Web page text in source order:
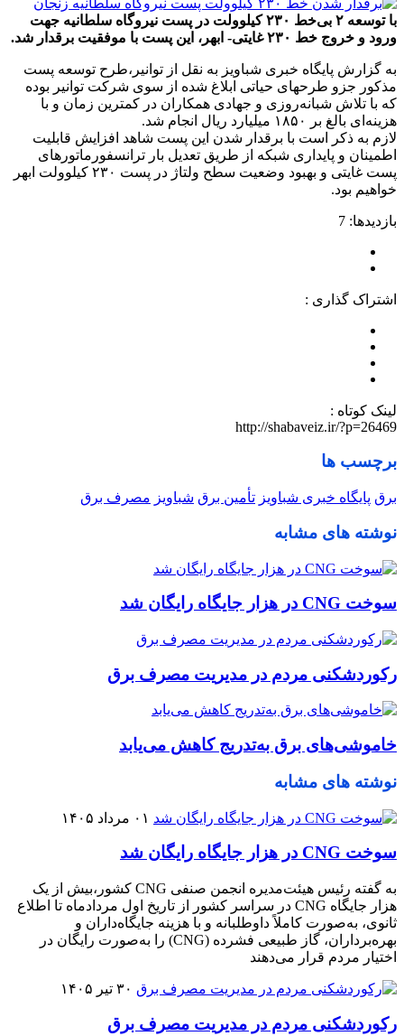
با توسعه ۲ بی‌خط ۲۳۰ کیلوولت در پست نیروگاه سلطانیه جهت
ورود و خروج خط ۲۳۰ غایتی- ابهر، این پست با موفقیت برقدار شد.
به گزارش پایگاه خبری شباویز به نقل از توانیر،طرح توسعه پست
مذکور جزو طرحهای حیاتی ابلاغ شده از سوی شرکت توانیر بوده
که با تلاش شبانه‌روزی و جهادی همکاران در کمترین زمان و با
هزینه‌ای بالغ بر ۱۸۵۰ میلیارد ریال انجام شد.
لازم به ذکر است با برقدار شدن این پست شاهد افزایش قابلیت
اطمینان و پایداری شبکه از طریق تعدیل بار ترانسفورماتورهای
پست غایتی و بهبود وضعیت سطح ولتاژ در پست ۲۳۰ کیلوولت ابهر
خواهیم بود.
بازدیدها: 7
اشتراک گذاری :
لینک کوتاه :
http://shabaveiz.ir/?p=26469
برچسب ها
برق پایگاه خبری شباویز تأمین برق شباویز مصرف برق
نوشته های مشابه
سوخت CNG در هزار جایگاه رایگان شد
رکوردشکنی مردم در مدیریت مصرف برق
خاموشی‌های برق به‌تدریج کاهش می‌یابد
نوشته های مشابه
۰۱ مرداد ۱۴۰۵
سوخت CNG در هزار جایگاه رایگان شد
به گفته رئیس هیئت‌مدیره انجمن صنفی CNG کشور،بیش از یک
هزار جایگاه CNG در سراسر کشور از تاریخ اول مردادماه تا اطلاع
ثانوی، به‌صورت کاملاً داوطلبانه و با هزینه جایگاه‌داران و
بهره‌برداران، گاز طبیعی فشرده (CNG) را به‌صورت رایگان در
اختیار مردم قرار می‌دهند
۳۰ تیر ۱۴۰۵
رکوردشکنی مردم در مدیریت مصرف برق